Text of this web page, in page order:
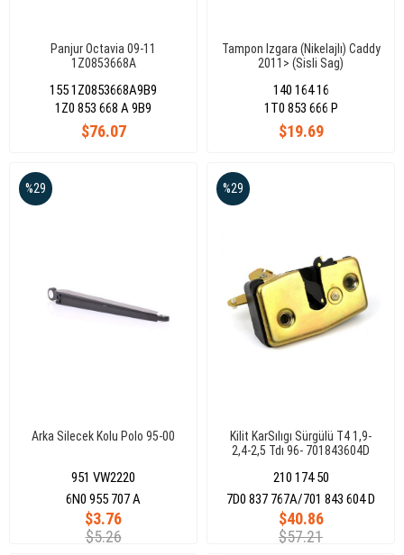
Panjur Octavia 09-11
1Z0853668A
155 1Z0853668A9B9
$76.07
1Z0 853 668 A 9B9
Tampon Izgara (Nikelajlı) Caddy
2011> (Sisli Sag)
140 164 16
$19.69
1T0 853 666 P
Arka Silecek Kolu Polo 95-00
951 VW2220
$3.76
$5.26
%29
6N0 955 707 A
Kilit KarSılıgı Sürgülü T4 1,9-
2,4-2,5 Tdı 96- 701843604D
210 174 50
$40.86
$57.21
%29
7D0 837 767A/701 843 604 D